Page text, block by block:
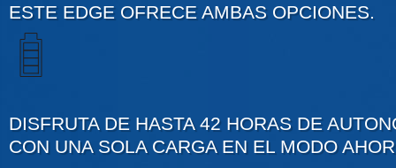
ESTE EDGE OFRECE AMBAS OPCIONES.
DISFRUTA DE HASTA 42 HORAS DE
CON UNA SOLA CARGA EN EL MODO